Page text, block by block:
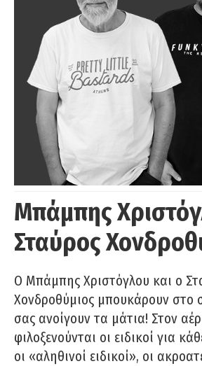
Μπάμπης
Σταύρος
O Μπάμπης Χριστόγλου και ο
Χονδροθύμιος μπουκάρουν στο
σας ανοίγουν τα μάτια! Στον
φιλοξενούνται οι ειδικοί για
οι «αληθινοί ειδικοί», οι